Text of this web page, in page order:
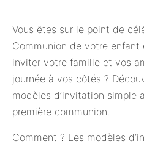
Vous êtes sur le point de
Communion de votre enfant
inviter votre famille et vos
journée à vos côtés ?
modèles d’invitation simple
première communion.
Comment ? Les modèles